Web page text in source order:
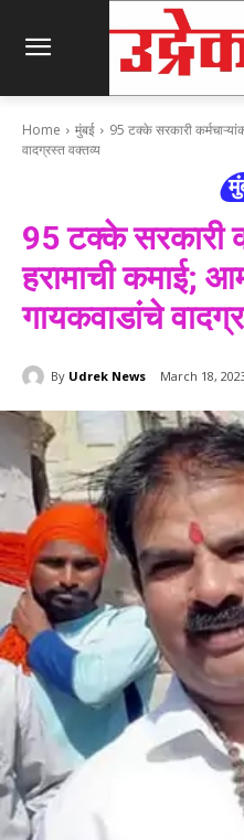
Home मुंबई
95 टक्के सरकारी
वादग्रस्त वक्तव्य
95 टक्के सरकारी
हरामाची कमाई;
गायकवाडांचे
By Udrek News March 18,